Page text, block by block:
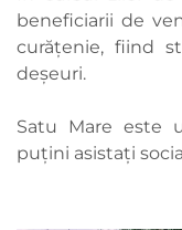
beneficiarii de
curățenie, fiind
deșeuri.
Satu Mare este
puțini asistați